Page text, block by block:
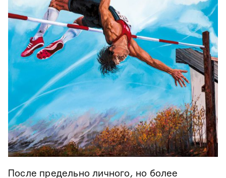
После предельно личного, но более